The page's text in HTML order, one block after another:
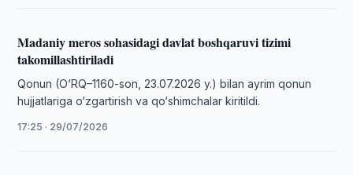
Madaniy meros sohasidagi davlat boshqaruvi tizimi
takomillashtiriladi
Qonun (O‘RQ–1160-son, 23.07.2026 y.) bilan ayrim qonun
hujjatlariga o‘zgartirish va qo‘shimchalar kiritildi.
17:25 · 29/07/2026